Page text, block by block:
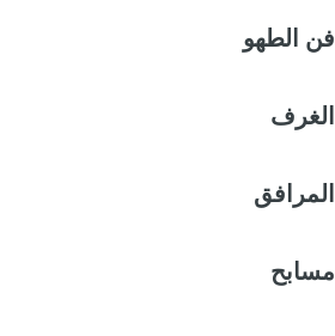
فن الطهو
الغرف
المرافق
مسابح